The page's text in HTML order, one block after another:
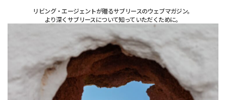
リビング・エージェントが贈るサブリースのウェブマガジン。
より深くサブリースについて知っていただくために。